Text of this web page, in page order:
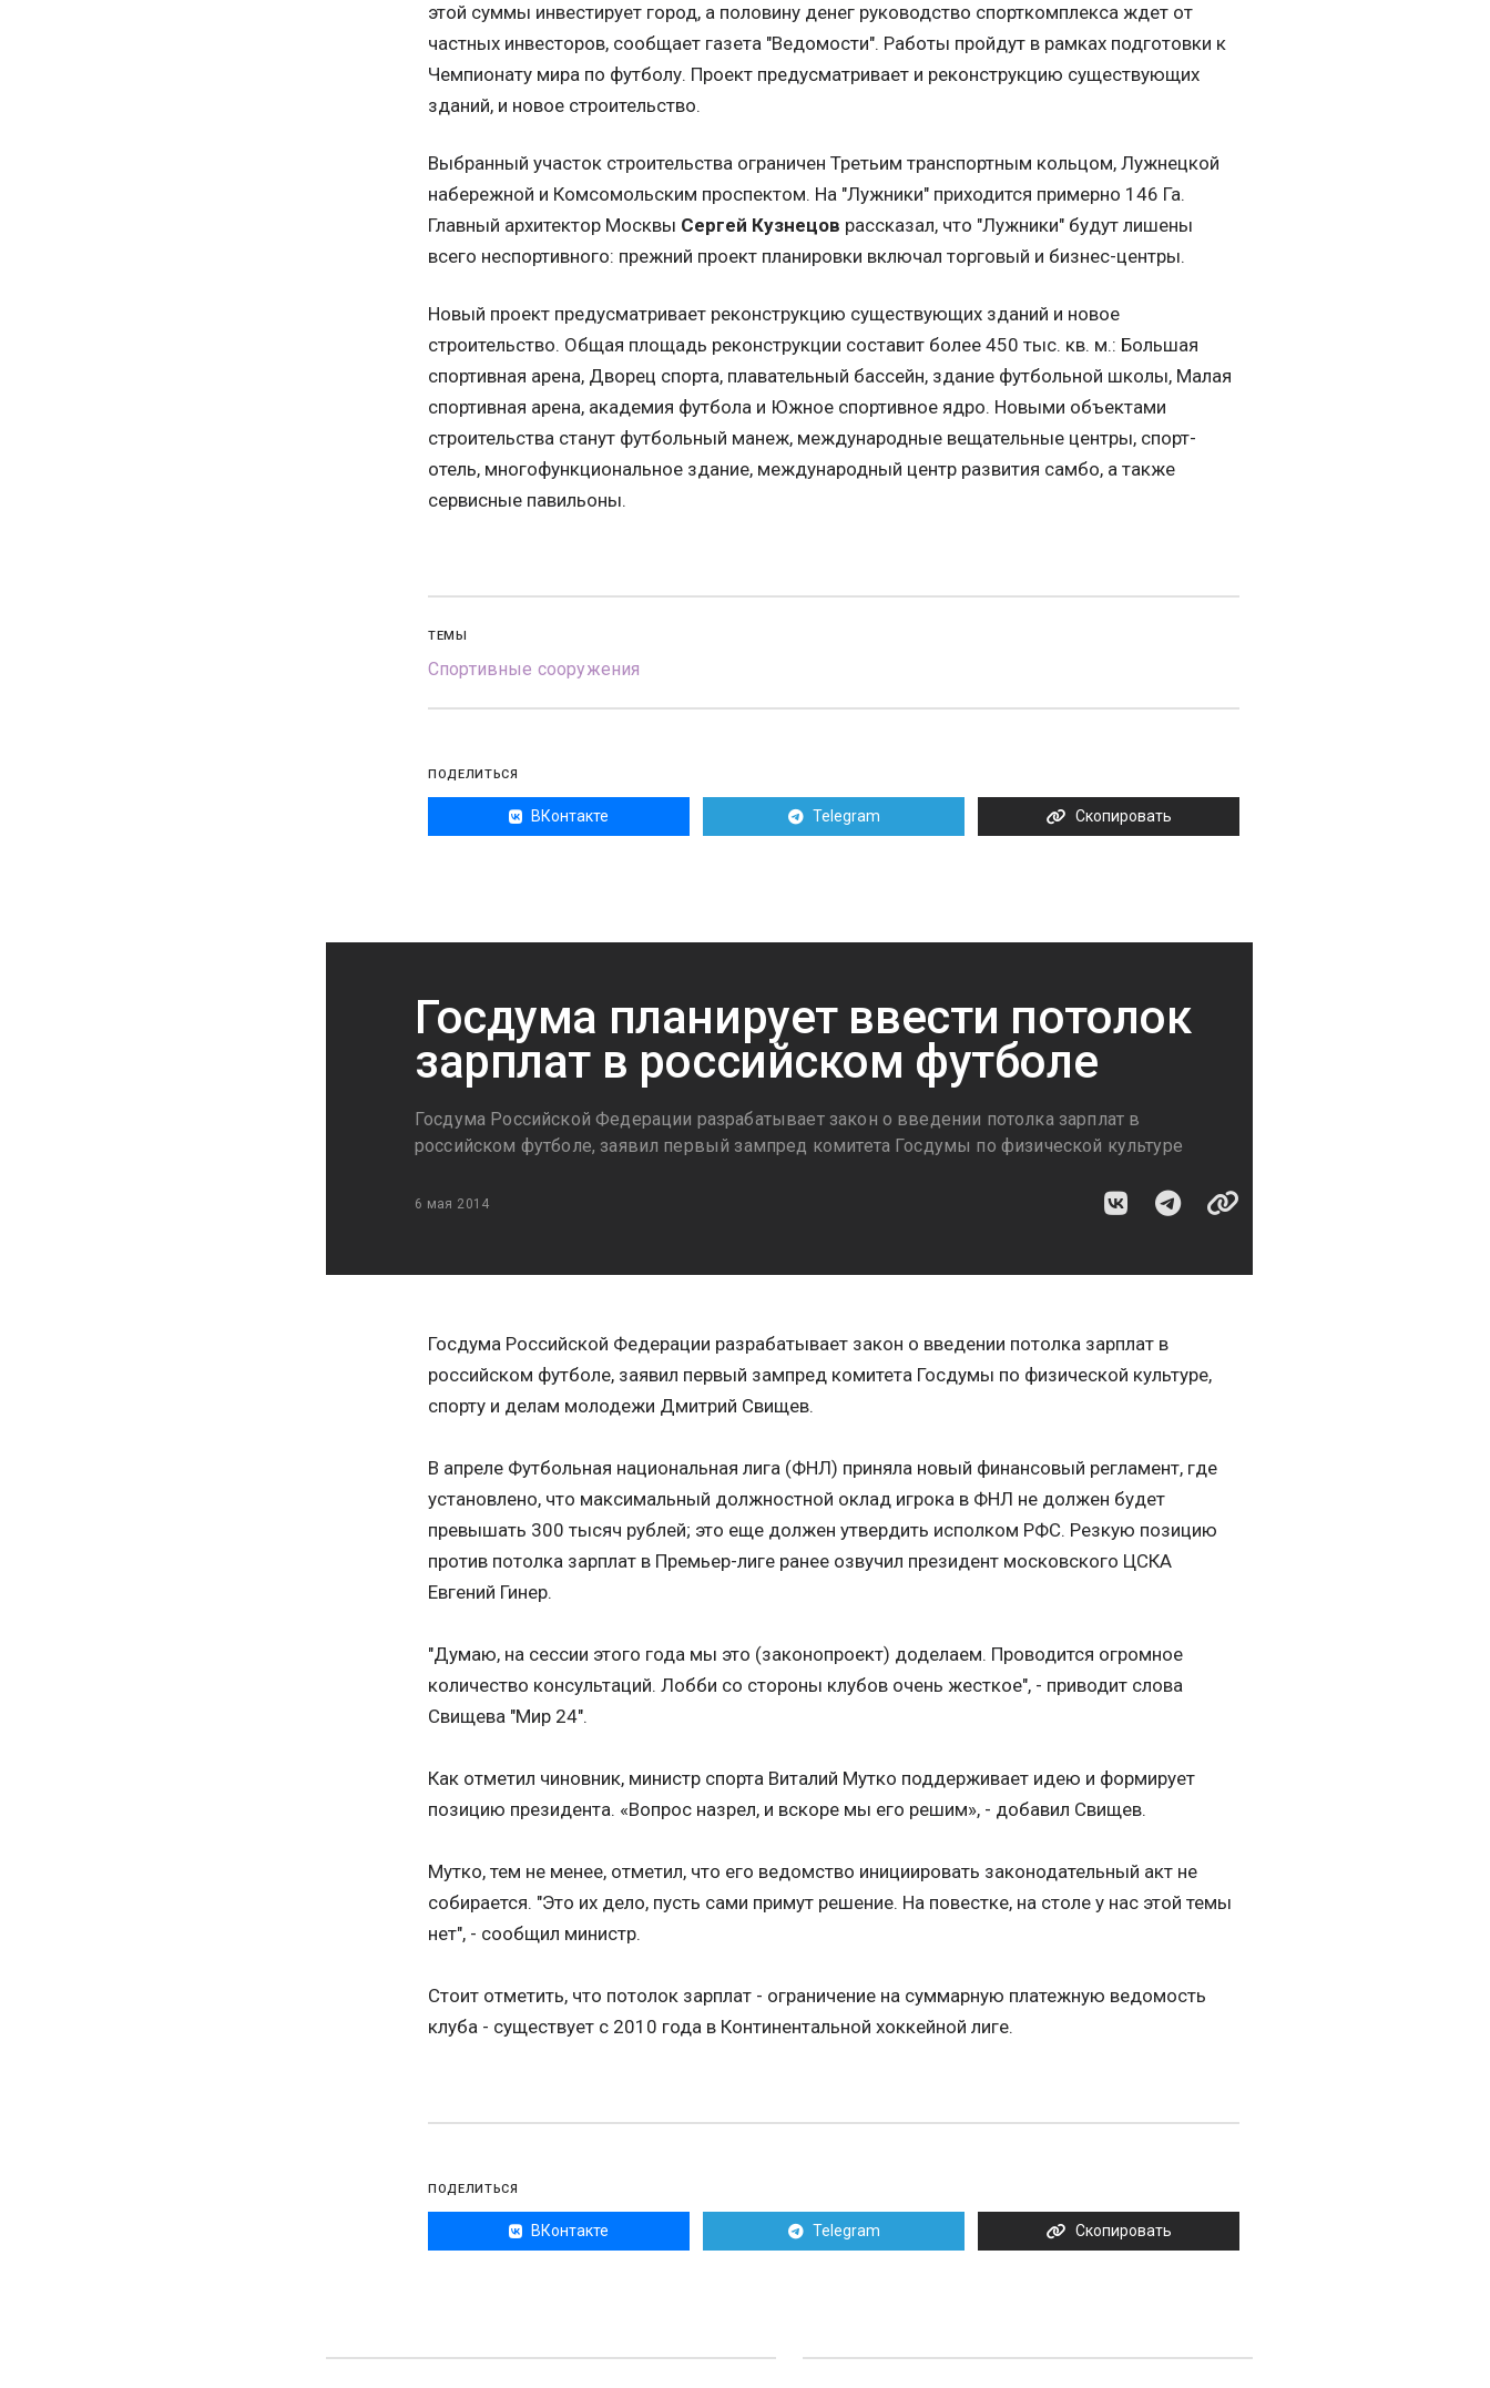
этой суммы инвестирует город, а половину денег руководство спорткомплекса ждет от
частных инвесторов, сообщает газета "Ведомости". Работы пройдут в рамках подготовки к
Чемпионату мира по футболу. Проект предусматривает и реконструкцию существующих
зданий, и новое строительство.
Выбранный участок строительства ограничен Третьим транспортным кольцом, Лужнецкой
набережной и Комсомольским проспектом. На "Лужники" приходится примерно 146 Га.
Главный архитектор Москвы Сергей Кузнецов рассказал, что "Лужники" будут лишены
всего неспортивного: прежний проект планировки включал торговый и бизнес-центры.
Новый проект предусматривает реконструкцию существующих зданий и новое
строительство. Общая площадь реконструкции составит более 450 тыс. кв. м.: Большая
спортивная арена, Дворец спорта, плавательный бассейн, здание футбольной школы, Малая
спортивная арена, академия футбола и Южное спортивное ядро. Новыми объектами
строительства станут футбольный манеж, международные вещательные центры, спорт-
отель, многофункциональное здание, международный центр развития самбо, а также
сервисные павильоны.
ТЕМЫ
Спортивные сооружения
ПОДЕЛИТЬСЯ
ВКонтакте Telegram Скопировать
Госдума планирует ввести потолок
зарплат в российском футболе
Госдума Российской Федерации разрабатывает закон о введении потолка зарплат в
российском футболе, заявил первый зампред комитета Госдумы по физической культуре
6 мая 2014
Госдума Российской Федерации разрабатывает закон о введении потолка зарплат в
российском футболе, заявил первый зампред комитета Госдумы по физической культуре,
спорту и делам молодежи Дмитрий Свищев.
В апреле Футбольная национальная лига (ФНЛ) приняла новый финансовый регламент, где
установлено, что максимальный должностной оклад игрока в ФНЛ не должен будет
превышать 300 тысяч рублей; это еще должен утвердить исполком РФС. Резкую позицию
против потолка зарплат в Премьер-лиге ранее озвучил президент московского ЦСКА
Евгений Гинер.
"Думаю, на сессии этого года мы это (законопроект) доделаем. Проводится огромное
количество консультаций. Лобби со стороны клубов очень жесткое", - приводит слова
Свищева "Мир 24".
Как отметил чиновник, министр спорта Виталий Мутко поддерживает идею и формирует
позицию президента. «Вопрос назрел, и вскоре мы его решим», - добавил Свищев.
Мутко, тем не менее, отметил, что его ведомство инициировать законодательный акт не
собирается. "Это их дело, пусть сами примут решение. На повестке, на столе у нас этой темы
нет", - сообщил министр.
Стоит отметить, что потолок зарплат - ограничение на суммарную платежную ведомость
клуба - существует с 2010 года в Континентальной хоккейной лиге.
ПОДЕЛИТЬСЯ
ВКонтакте Telegram Скопировать